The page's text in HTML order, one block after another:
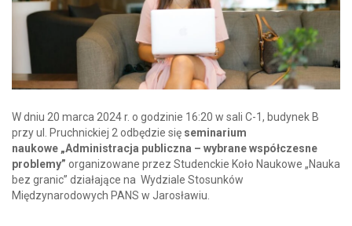
W dniu 20 marca 2024 r. o godzinie 16:20 w sali C-1, budynek B
przy ul. Pruchnickiej 2 odbędzie się seminarium
naukowe „Administracja publiczna – wybrane współczesne
problemy” organizowane przez Studenckie Koło Naukowe „Nauka
bez granic” działające na Wydziale Stosunków
Międzynarodowych PANS w Jarosławiu.